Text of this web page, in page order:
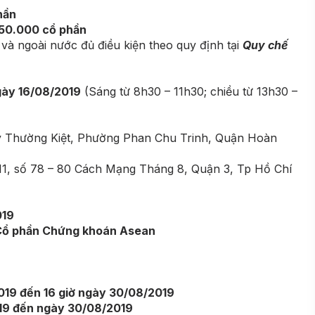
cổ phần
ngoài nước đủ điều kiện theo quy định tại Quy chế
16/08/2019 (Sáng từ 8h30 – 11h30; chiều từ 13h30 –
Kiệt, Phường Phan Chu Trinh, Quận Hoàn
số 78 – 80 Cách Mạng Tháng 8, Quận 3, Tp Hồ Chí
phần Chứng khoán Asean
đến 16 giờ ngày 30/08/2019
đến ngày 30/08/2019